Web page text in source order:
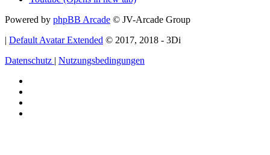
Powered by phpBB Arcade © JV-Arcade Group
| Default Avatar Extended © 2017, 2018 - 3Di
Datenschutz | Nutzungsbedingungen